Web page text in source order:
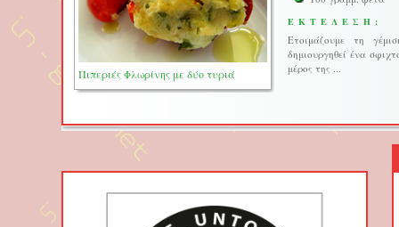
Πιπεριές Φλωρίνης με δύο τυριά
ΕΚΤΕΛΕΣΗ:
Ετοιμάζουμε τη
δημιουργηθεί ένα
μέρος της ...